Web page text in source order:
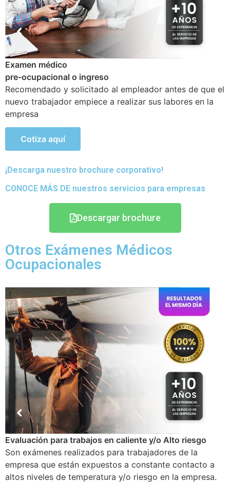
Examen médico Ocupacional Periódicos o anuales
Objetivo de poder detectar si existen problemas de
salud que se hayan podido generar en el transcurso de
sus actividades
Cotiza aquí
¡Descarga nuestro brochure corporativo!
CONOCE MÁS DE nuestros servicios para empresas
Descargar brochure
Otros Exámenes Médicos
Ocupacionales
Examen Médico Ocupacional de Reincorporación
Laboral
Este examen se realiza al colaborador que se incorpora
a la organización luego de haber sufrido alguna